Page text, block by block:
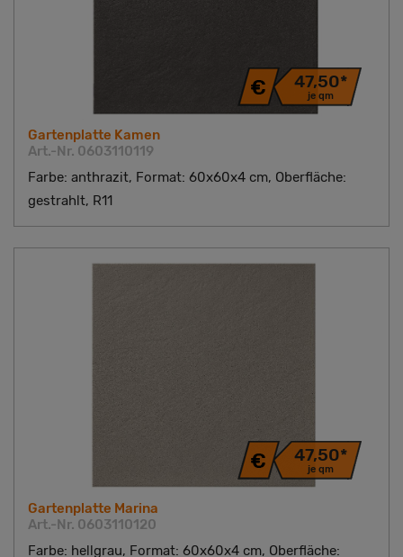
47,50*
je qm
Gartenplatte Kamen
Art.-Nr. 0603110119
Farbe: anthrazit, Format: 60x60x4 cm, Oberfläche:
gestrahlt, R11
47,50*
je qm
Gartenplatte Marina
Art.-Nr. 0603110120
Farbe: hellgrau, Format: 60x60x4 cm, Oberfläche: